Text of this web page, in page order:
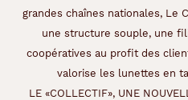
grandes chaînes nationales, Le
une structure souple, une
coopératives au profit des
valorise les lunettes en
LE «COLLECTIF», UNE